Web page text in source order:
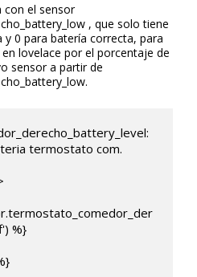
con el sensor
, que solo tiene
0 para batería correcta, para
lovelace por el porcentaje de
sensor a partir de
%}